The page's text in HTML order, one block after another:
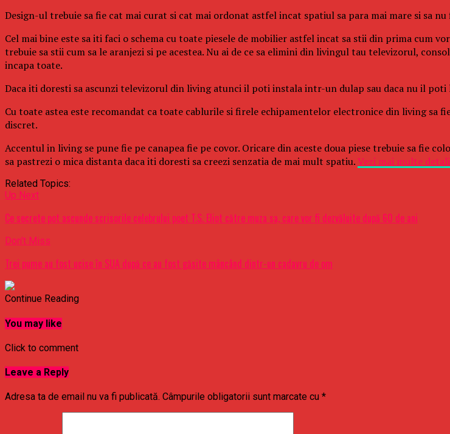
Design-ul trebuie sa fie cat mai curat si cat mai ordonat astfel incat spatiul sa para mai mare si sa
Cel mai bine este sa iti faci o schema cu toate piesele de mobilier astfel incat sa stii din prima cum
trebuie sa stii cum sa le aranjezi si pe acestea. Nu ai de ce sa elimini din livingul tau televizorul,
incapa toate.
Daca iti doresti sa ascunzi televizorul din living atunci il poti instala intr-un dulap sau daca nu il poti
Cu toate astea este recomandat ca toate cablurile si firele echipamentelor electronice din living sa
discret.
Accentul in living se pune fie pe canapea fie pe covor. Oricare din aceste doua piese trebuie sa fie
sa pastrezi o mica distanta daca iti doresti sa creezi senzatia de mai mult spatiu.Vezi mai multe
Related Topics:
Up Next
Ce secrete pot ascunde scrisorile celebrului poet T.S. Eliot către muza sa, care vor fi dezvăluite după 60 de ani
Don't Miss
Trei pume au fost ucise în SUA după ce au fost găsite mâncând dintr-un cadavru de om
Continue Reading
You may like
Click to comment
Leave a Reply
Adresa ta de email nu va fi publicată. Câmpurile obligatorii sunt marcate cu *